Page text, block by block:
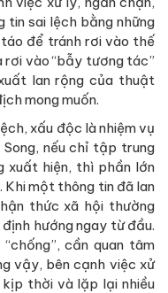
tin sai lệch bằng những
để tránh rơi vào thế
vào “bẫy tương tác”
lan rộng của thuật
mong muốn.
xấu độc là nhiệm vụ
nếu chỉ tập trung
xuất hiện, thì phần lớn
Khi một thông tin đã lan
thức xã hội thường
hướng ngay từ đầu.
cần quan tâm
vậy, bên cạnh việc xử
kịp thời và lặp lại nhiều